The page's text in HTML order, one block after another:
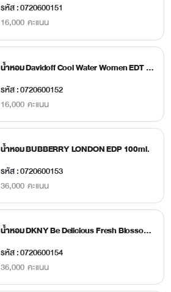
รหัส : 0720600151
16,000 คะแนน
น้ำหอม Davidoff Cool Water Women EDT 30 ml.
รหัส : 0720600152
16,000 คะแนน
น้ำหอม BUBBERRY LONDON EDP 100ml.
รหัส : 0720600153
36,000 คะแนน
น้ำหอม DKNY Be Delicious Fresh Blossom EDP 100ml.
รหัส : 0720600154
36,000 คะแนน